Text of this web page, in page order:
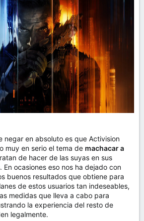
negar en absoluto es que Activision
muy en serio el tema de machacar a
de hacer de las suyas en sus
En ocasiones eso nos ha dejado con
buenos resultados que obtiene para
de estos usuarios tan indeseables,
medidas que lleva a cabo para
la experiencia del resto de
legalmente.